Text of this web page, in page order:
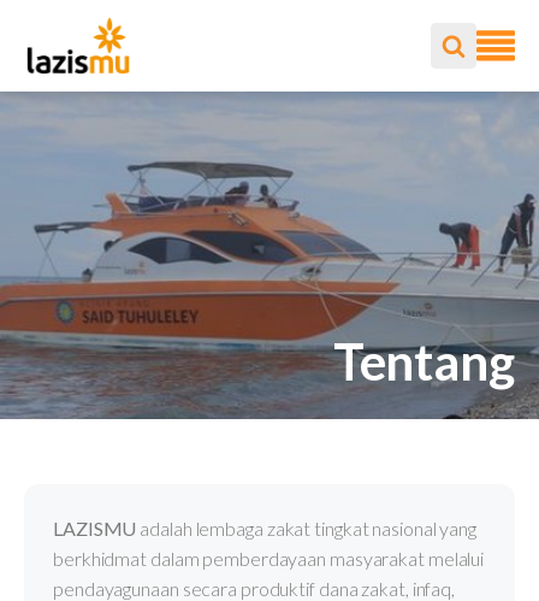
Tentang
LAZISMU adalah lembaga zakat tingkat nasional yang
berkhidmat dalam pemberdayaan masyarakat melalui
pendayagunaan secara produktif dana zakat, infaq,